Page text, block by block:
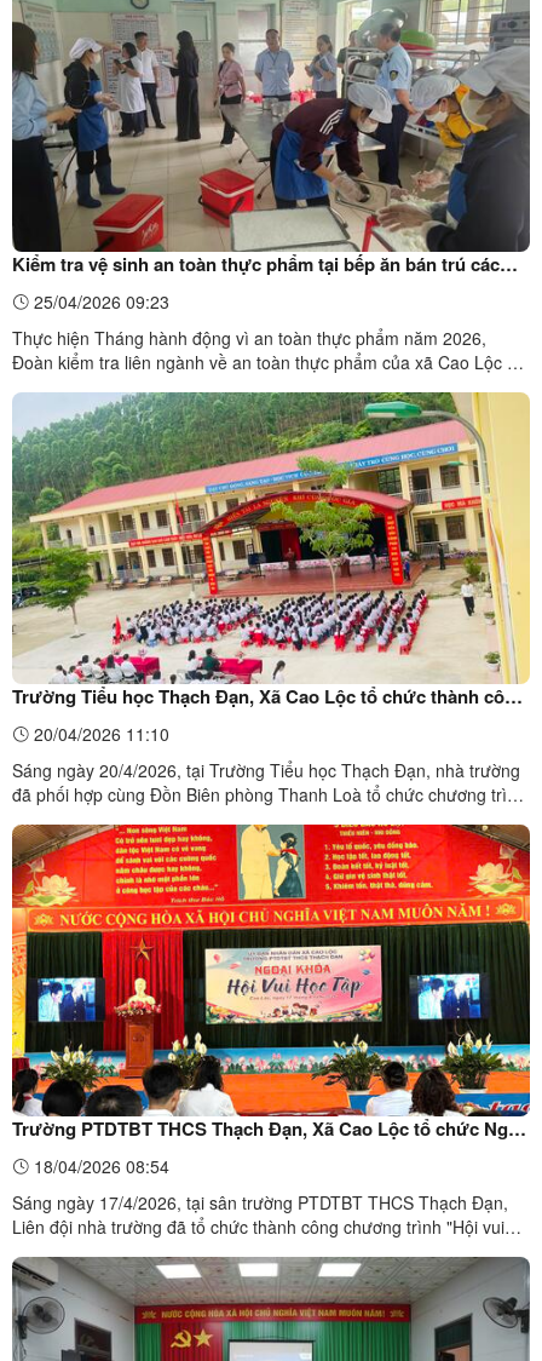
Kiểm tra vệ sinh an toàn thực phẩm tại bếp ăn bán trú các
trường học trên địa bàn xã Cao Lộc
25/04/2026 09:23
Thực hiện Tháng hành động vì an toàn thực phẩm năm 2026,
Đoàn kiểm tra liên ngành về an toàn thực phẩm của xã Cao Lộc đã
tổ chức kiểm tra công tác bảo đảm an toàn thực phẩm tại các bếp
ăn bán trú của các trường học trên địa bàn. Ảnh: Đoàn kiểm tra làm
việc với Trường Tiểu học Thạch ĐạnTại các điểm ...
Trường Tiểu học Thạch Đạn, Xã Cao Lộc tổ chức thành công
“Tiết học biên cương” năm học 2025-2026
20/04/2026 11:10
Sáng ngày 20/4/2026, tại Trường Tiểu học Thạch Đạn, nhà trường
đã phối hợp cùng Đồn Biên phòng Thanh Loà tổ chức chương trình
"Tiết học biên cương" năm học 2025-2026 với chủ đề "Em yêu
đường biên, cột mốc quê hương". Hoạt động nhằm thiết thực kỷ
niệm 51 năm Ngày giải phóng miền Nam, thống nhất đất ...
Trường PTDTBT THCS Thạch Đạn, Xã Cao Lộc tổ chức Ngày
”Hội vui học tập” chào mừng ngày Giải phóng miền Nam
30/4 và Quốc tế Lao động 1/5
18/04/2026 08:54
Sáng ngày 17/4/2026, tại sân trường PTDTBT THCS Thạch Đạn,
Liên đội nhà trường đã tổ chức thành công chương trình "Hội vui
học tập" năm học 2025 – 2026. Đây là hoạt động ý nghĩa nhằm
chào mừng kỷ niệm 51 năm Ngày Giải phóng miền Nam
(30/4/1975 - 30/4/2026) và 140 năm Ngày Quốc tế Lao động
(1/5/1886 ...